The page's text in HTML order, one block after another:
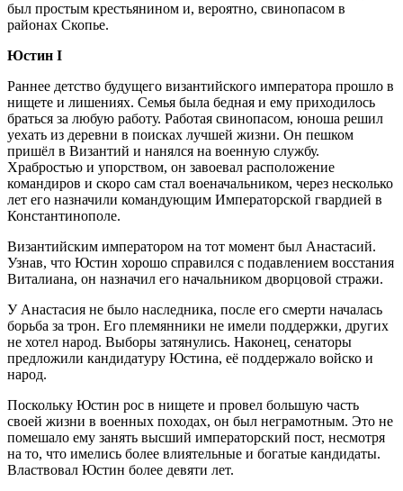
был простым крестьянином и, вероятно, свинопасом в
районах Скопье.
Юстин I
Раннее детство будущего византийского императора прошло в
нищете и лишениях. Семья была бедная и ему приходилось
браться за любую работу. Работая свинопасом, юноша решил
уехать из деревни в поисках лучшей жизни. Он пешком
пришёл в Византий и нанялся на военную службу.
Храбростью и упорством, он завоевал расположение
командиров и скоро сам стал военачальником, через несколько
лет его назначили командующим Императорской гвардией в
Константинополе.
Византийским императором на тот момент был Анастасий.
Узнав, что Юстин хорошо справился с подавлением восстания
Виталиана, он назначил его начальником дворцовой стражи.
У Анастасия не было наследника, после его смерти началась
борьба за трон. Его племянники не имели поддержки, других
не хотел народ. Выборы затянулись. Наконец, сенаторы
предложили кандидатуру Юстина, её поддержало войско и
народ.
Поскольку Юстин рос в нищете и провел большую часть
своей жизни в военных походах, он был неграмотным. Это не
помешало ему занять высший императорский пост, несмотря
на то, что имелись более влиятельные и богатые кандидаты.
Властвовал Юстин более девяти лет.